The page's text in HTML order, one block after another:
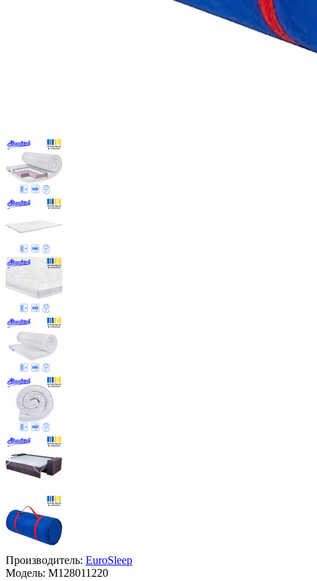
Производитель: EuroSleep
Модель: M128011220